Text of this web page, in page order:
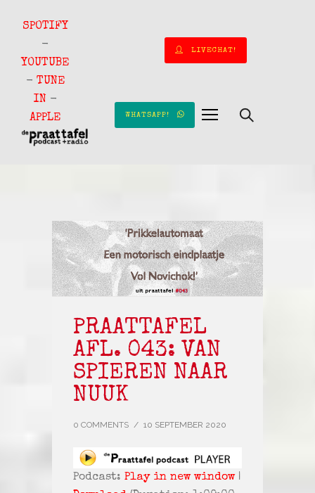
SPOTIFY
-
YOUTUBE
- TUNE
IN -
APPLE
LIVECHAT!
WHATSAPP!
PRAATTAFEL
AFL. 043: VAN
SPIEREN NAAR
NUUK
0 COMMENTS / 10 SEPTEMBER 2020
Podcast: Play in new window|